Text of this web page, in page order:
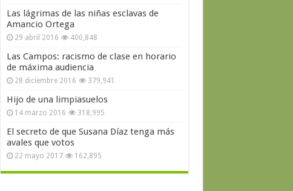
Las lágrimas de las niñas esclavas de
Amancio Ortega
29 abril 2016 400,848
Las Campos: racismo de clase en horario
de máxima audiencia
28 diciembre 2016 379,941
Hijo de una limpiasuelos
14 marzo 2016 318,995
El secreto de que Susana Díaz tenga más
avales que votos
22 mayo 2017 162,895